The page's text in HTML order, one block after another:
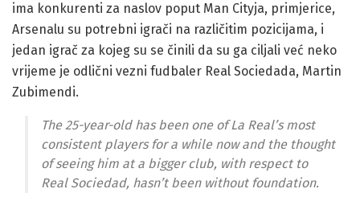
ima konkurenti za naslov poput Man Cityja, primjerice,
Arsenalu su potrebni igrači na različitim pozicijama, i
jedan igrač za kojeg su se činili da su ga ciljali već neko
vrijeme je odlični vezni fudbaler Real Sociedada, Martin
Zubimendi.
The 25-year-old has been one of La Real’s most
consistent players for a while now and the thought
of seeing him at a bigger club, with respect to
Real Sociedad, hasn’t been without foundation.